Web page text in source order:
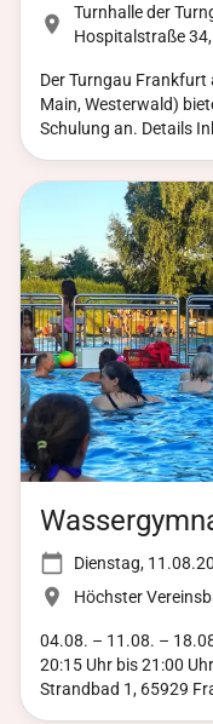
Turnhalle der
Hospitalstraße
Der Turngau Frankfurt
Main, Westerwald)
Schulung an. Details
Interessierte
(9 Lern-/
Kursort erscheinen,
Dienstag,
Höchster
04.08. – 11.08. –
20:15 Uhr bis 21:00
Strandbad 1, 65929